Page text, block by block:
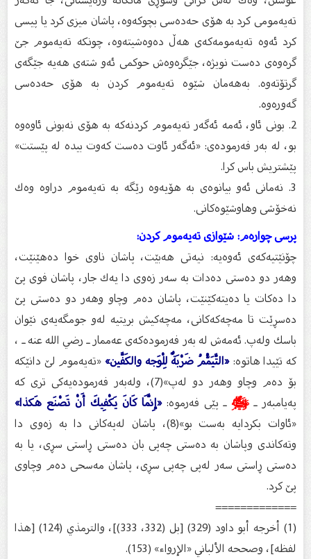
ته‌یه‌مومى كرد به‌ هۆى حه‌ده‌سى بچوكه‌وه‌، پاشان میزى كرد یا پیسى
كرد ئه‌وه‌ ته‌یه‌مومه‌كه‌ى هه‌ڵ ده‌وه‌شیته‌وه‌، چونكه‌ ته‌یه‌موم جێ
گره‌وه‌ى ده‌ست نویژه‌، جێگره‌وه‌ش حوكمى ئه‌و شته‌ى هه‌یه‌ جێگه‌ى
گرتۆته‌وه‌. به‌هه‌مان شێوه‌ ته‌یه‌موم كردن به‌ هۆى حه‌ده‌سى
گه‌وره‌وه‌.
2. بونی ئاو، ئه‌مه‌ ئه‌گه‌ر ته‌یه‌موم كردنه‌كه‌ به‌ هۆى نه‌بونی ئاوه‌وه‌
بو، له‌ به‌ر فه‌رموده‌ى: «ئه‌گه‌ر ئاوت ده‌ست كه‌وت بیده‌ له‌ پێستت»
پێشتریش باس كرا.
3. نه‌مانى ئه‌و بیانوه‌ى به‌ هۆیه‌وه‌ رێگه‌ به‌ ته‌یه‌موم دراوه‌ وه‌ك
نه‌خۆشى وهاوشێوه‌كانی.
پرسى چواره‌م: شێوازی ته‌یه‌موم كردن:
چۆنێتیه‌كه‌ى ئه‌وه‌یه‌: نیه‌تی هه‌بێت، پاشان ناوی خوا ده‌هێنێت،
وهه‌ر دو ده‌ستى ده‌دات به‌ سه‌ر زه‌وی دا یه‌ك جار، پاشان فوى پێ
دا ده‌كات یا ده‌یته‌كێنێت، پاشان ده‌م وچاو وهه‌ر دو ده‌ستی پێ
ده‌سڕێت تا مه‌چه‌كه‌كانی، مه‌چه‌كیش بریتیه‌ له‌و جومگه‌یه‌ی نێوان
باسك وله‌پ. ئه‌مه‌ش له‌ به‌ر فه‌رموده‌كه‌ى عه‌ممار ـ رضي الله عنه ـ ،
كه‌ تێیدا هاتوه‌:«التَّيَمُّمُ ضَرْبَةٌ لِلْوَجه والكَفَّين»«ته‌یه‌موم لێ دانێكه‌
بۆ ده‌م وچاو وهه‌ر دو له‌پ»(7)، وله‌به‌ر فه‌رموده‌یه‌كى تری كه‌
په‌یامبه‌ر ـ ﷺـ پێی فه‌رموه‌:«إِنَّمَا كَانَ يَكْفِيكَ أَنْ تَصْنَع هَكذا»
«ئاوات بكردایه‌ به‌ست بو»(8)، پاشان له‌په‌كانى دا به‌ زه‌وی دا
وته‌كاندی وپاشان به‌ ده‌ستى چه‌پى بان ده‌ستی ڕاستی سڕی، یا به‌
ده‌ستی ڕاستی سه‌ر له‌پی چه‌پی سڕی، پاشان مه‌سحى ده‌م وچاوى
پێ كرد.
=============
(1) أخرجه أبو داود (329) [بل (332، 333)]، والترمذي (124) [هذا
لفظه]، وصححه الألباني «الإرواء» (153).